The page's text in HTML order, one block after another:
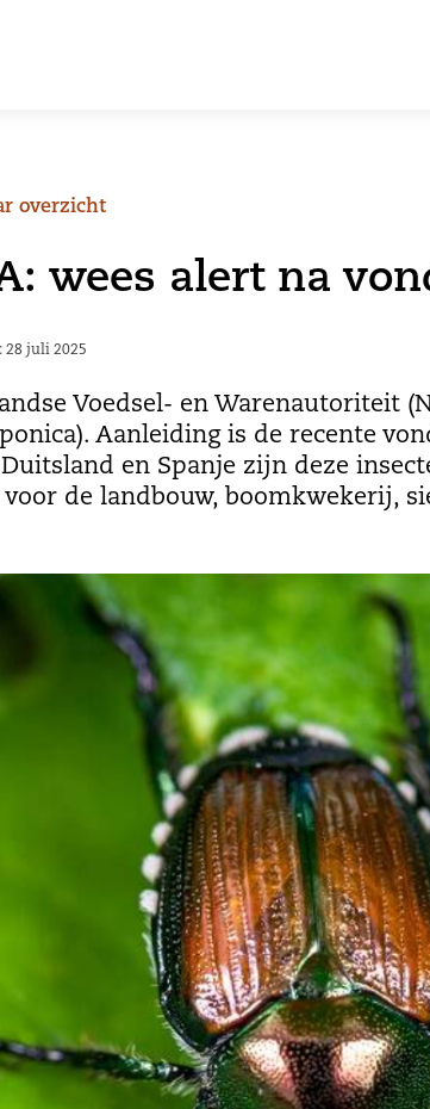
overzicht
wees alert na
28 juli 2025
Voedsel- en Warenautoriteit
Aanleiding is de recente
en Spanje zijn deze
de landbouw, boomkwekerij,